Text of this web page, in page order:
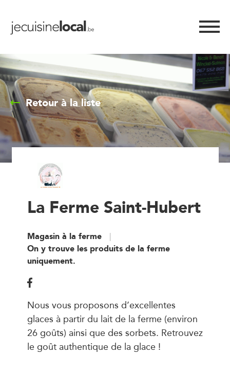
Retour à la liste
La Ferme Saint-Hubert
Magasin à la ferme
On y trouve les produits de la ferme
uniquement.
Nous vous proposons d’excellentes
glaces à partir du lait de la ferme (environ
26 goûts) ainsi que des sorbets. Retrouvez
le goût authentique de la glace !